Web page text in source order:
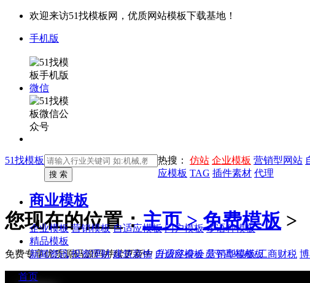
欢迎来访51找模板网，优质网站模板下载基地！
手机版
微信
51找模板 热搜： 仿站 企业模板 营销型网站
应模板 TAG 插件素材 代理
商业模板
企业模板 营销模板 自适应模板 门户模板 多语种模板
精品模板
新闻资讯 投资理财 建筑装饰 自适应模板 营销型模板 工商财税
首页
您现在的位置：主页 > 免费模板 >
免费专享优质源码源码持续更新中 升级终身会员下高端模板